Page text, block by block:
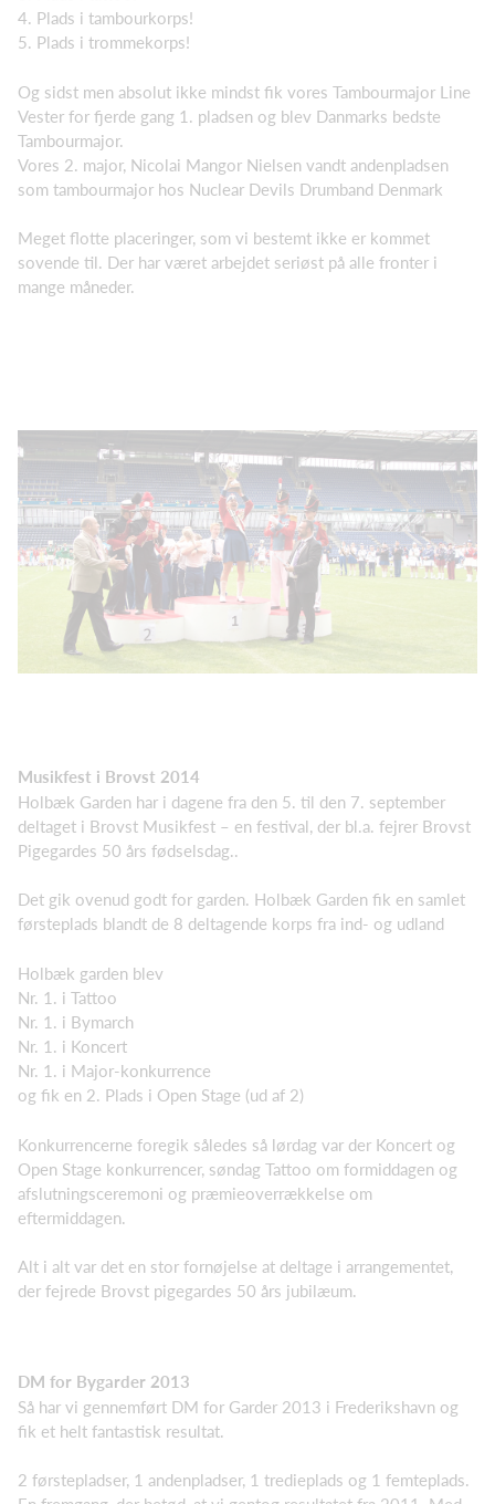
4. Plads i tambourkorps!
5. Plads i trommekorps!
Og sidst men absolut ikke mindst fik vores Tambourmajor Line
Vester for fjerde gang 1. pladsen og blev Danmarks bedste
Tambourmajor.
Vores 2. major, Nicolai Mangor Nielsen vandt andenpladsen
som tambourmajor hos Nuclear Devils Drumband Denmark
Meget flotte placeringer, som vi bestemt ikke er kommet
sovende til. Der har været arbejdet seriøst på alle fronter i
mange måneder.
Musikfest i Brovst 2014
Holbæk Garden har i dagene fra den 5. til den 7. september
deltaget i Brovst Musikfest – en festival, der bl.a. fejrer Brovst
Pigegardes 50 års fødselsdag..
Det gik ovenud godt for garden. Holbæk Garden fik en samlet
førsteplads blandt de 8 deltagende korps fra ind- og udland
Holbæk garden blev
Nr. 1. i Tattoo
Nr. 1. i Bymarch
Nr. 1. i Koncert
Nr. 1. i Major-konkurrence
og fik en 2. Plads i Open Stage (ud af 2)
Konkurrencerne foregik således så lørdag var der Koncert og
Open Stage konkurrencer, søndag Tattoo om formiddagen og
afslutningsceremoni og præmieoverrækkelse om
eftermiddagen.
Alt i alt var det en stor fornøjelse at deltage i arrangementet,
der fejrede Brovst pigegardes 50 års jubilæum.
DM for Bygarder 2013
Så har vi gennemført DM for Garder 2013 i Frederikshavn og
fik et helt fantastisk resultat.
2 førstepladser, 1 andenpladser, 1 tredieplads og 1 femteplads.